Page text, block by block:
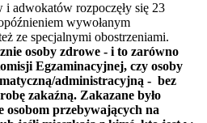
i adwokatów rozpoczęły się 23
wywołanym
ze specjalnymi obostrzeniami.
osoby zdrowe - i to zarówno
Egzaminacyjnej, czy osoby
administracyjną - bez
zakaźną. Zakazane było
osobom przebywających na